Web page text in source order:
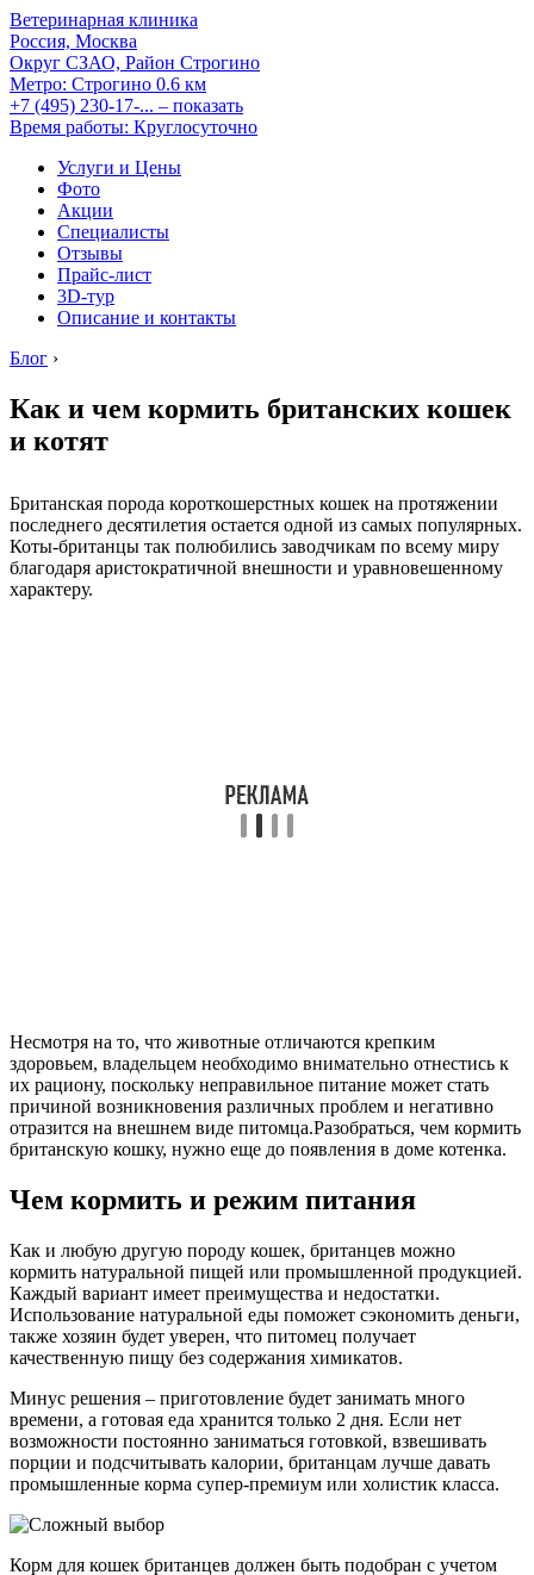
Ветеринарная клиника
Россия, Москва
Округ СЗАО, Район Строгино
Метро: Строгино 0.6 км
+7 (495) 230-17-... – показать
Время работы: Круглосуточно
Услуги и Цены
Фото
Акции
Специалисты
Отзывы
Прайс-лист
3D-тур
Описание и контакты
Блог ›
Как и чем кормить британских кошек
и котят
Британская порода короткошерстных кошек на протяжении
последнего десятилетия остается одной из самых популярных.
Коты-британцы так полюбились заводчикам по всему миру
благодаря аристократичной внешности и уравновешенному
характеру.
Несмотря на то, что животные отличаются крепким
здоровьем, владельцем необходимо внимательно отнестись к
их рациону, поскольку неправильное питание может стать
причиной возникновения различных проблем и негативно
отразится на внешнем виде питомца.Разобраться, чем кормить
британскую кошку, нужно еще до появления в доме котенка.
Чем кормить и режим питания
Как и любую другую породу кошек, британцев можно
кормить натуральной пищей или промышленной продукцией.
Каждый вариант имеет преимущества и недостатки.
Использование натуральной еды поможет сэкономить деньги,
также хозяин будет уверен, что питомец получает
качественную пищу без содержания химикатов.
Минус решения – приготовление будет занимать много
времени, а готовая еда хранится только 2 дня. Если нет
возможности постоянно заниматься готовкой, взвешивать
порции и подсчитывать калории, британцам лучше давать
промышленные корма супер-премиум или холистик класса.
Корм для кошек британцев должен быть подобран с учетом